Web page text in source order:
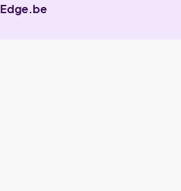
Edge.be